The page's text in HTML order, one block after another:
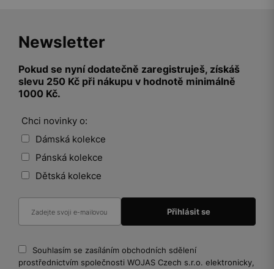
Newsletter
Pokud se nyní dodatečně zaregistruješ, získáš
slevu 250 Kč při nákupu v hodnotě minimálně
1000 Kč.
Chci novinky o:
Dámská kolekce
Pánská kolekce
Dětská kolekce
Souhlasím se zasíláním obchodních sdělení
prostřednictvím společnosti WOJAS Czech s.r.o. elektronicky,